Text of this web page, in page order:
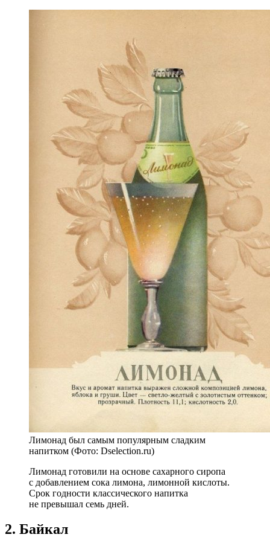
Лимонад был самым популярным сладким
напитком (Фото: Dselection.ru)
Лимонад готовили на основе сахарного сиропа
с добавлением сока лимона, лимонной кислоты.
Срок годности классического напитка
не превышал семь дней.
2. Байкал